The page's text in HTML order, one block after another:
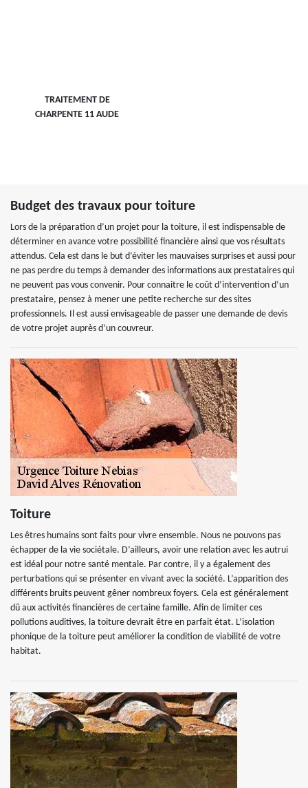
TRAITEMENT DE
CHARPENTE 11 AUDE
Budget des travaux pour toiture
Lors de la préparation d’un projet pour la toiture, il est indispensable de
déterminer en avance votre possibilité financière ainsi que vos résultats
attendus. Cela est dans le but d’éviter les mauvaises surprises et aussi pour
ne pas perdre du temps à demander des informations aux prestataires qui
ne peuvent pas vous convenir. Pour connaitre le coût d’intervention d’un
prestataire, pensez à mener une petite recherche sur des sites
professionnels. Il est aussi envisageable de passer une demande de devis
de votre projet auprès d’un couvreur.
Toiture
Les êtres humains sont faits pour vivre ensemble. Nous ne pouvons pas
échapper de la vie sociétale. D’ailleurs, avoir une relation avec les autrui
est idéal pour notre santé mentale. Par contre, il y a également des
perturbations qui se présenter en vivant avec la société. L’apparition des
différents bruits peuvent gêner nombreux foyers. Cela est généralement
dû aux activités financières de certaine famille. Afin de limiter ces
pollutions auditives, la toiture devrait être en parfait état. L’isolation
phonique de la toiture peut améliorer la condition de viabilité de votre
habitat.